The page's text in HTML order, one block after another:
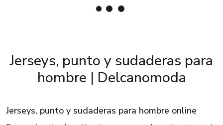
Jerseys, punto y sudaderas para
hombre | Delcanomoda
Jerseys, punto y sudaderas para hombre online